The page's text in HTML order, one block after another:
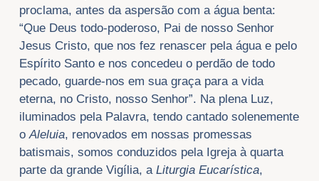
proclama, antes da aspersão com a água benta:
“Que Deus todo-poderoso, Pai de nosso Senhor
Jesus Cristo, que nos fez renascer pela água e pelo
Espírito Santo e nos concedeu o perdão de todo
pecado, guarde-nos em sua graça para a vida
eterna, no Cristo, nosso Senhor”. Na plena Luz,
iluminados pela Palavra, tendo cantado solenemente
o Aleluia, renovados em nossas promessas
batismais, somos conduzidos pela Igreja à quarta
parte da grande Vigília, a Liturgia Eucarística,